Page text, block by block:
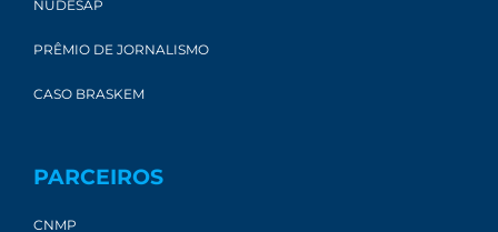
NUDESAP
PRÊMIO DE JORNALISMO
CASO BRASKEM
PARCEIROS
CNMP